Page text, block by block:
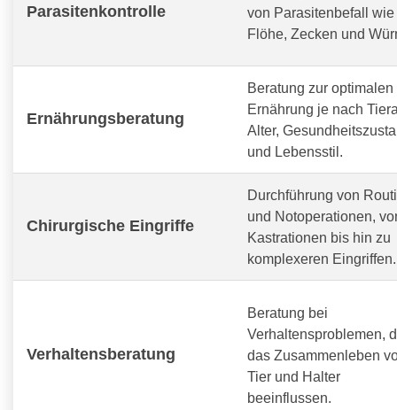
Parasitenkontrolle
von Parasitenbefall wie
Flöhe, Zecken und
Ernährungsberatung
Beratung zur optimalen
Ernährung je nach
Alter,
und Lebensstil.
Chirurgische Eingriffe
Durchführung von
und Notoperationen,
Kastrationen bis hin zu
komplexeren Eingriffen.
Verhaltensberatung
Beratung bei
Verhaltensproblemen,
das Zusammenleben
Tier und Halter
beeinflussen.